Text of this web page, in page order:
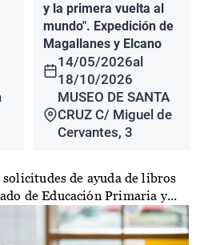
y la primera vuelta al
mundo". Expedición de
Magallanes y Elcano
14/05/2026al
18/10/2026
MUSEO DE SANTA
CRUZ C/ Miguel de
Cervantes, 3
solicitudes de ayuda de libros
de Educación Primaria y...